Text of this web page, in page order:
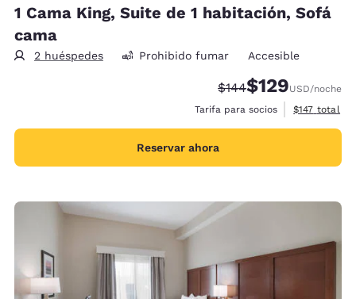
1 Cama King, Suite de 1 habitación, Sofá
cama
2 huéspedes Prohibido fumar Accesible
Precio tachado:
$144Precio con
$129USD/noche
Tarifa para socios
Ver detalles
$147 total
Reservar ahora